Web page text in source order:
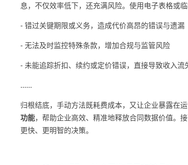
息，不仅效率低下，还充满风险。使用电子表格或
- 错过关键期限或义务，造成代价高昂的错误与遗漏
- 无法及时监控特殊条款，增加合规与监管风险
- 未能追踪折扣、续约或定价错误，直接导致收入流
......
归根结底，手动方法既耗费成本，又让企业暴露在
功能，帮助企业高效、精准地释放合同数据价值。
更快、更明智的决策。